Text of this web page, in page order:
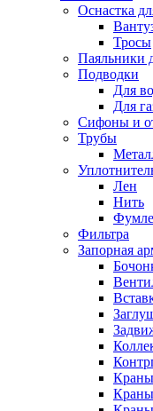
Оснастка
Тросы
Паяльники
Подводки
Для
Для
Сифоны и
Трубы
Лен
Нить
Фильтра
Запорная